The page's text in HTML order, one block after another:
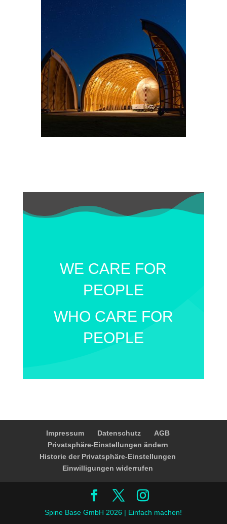
WE CARE FOR
PEOPLE
WHO CARE FOR
PEOPLE
Impressum Datenschutz
AGB
Privatsphäre-Einstellungen ändern
Historie der Privatsphäre-Einstellungen
Einwilligungen widerrufen
Spine Base GmbH 2026 | Einfach machen!